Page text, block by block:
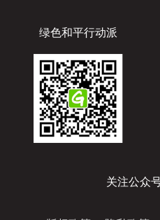
绿色和平行动派
关注公众